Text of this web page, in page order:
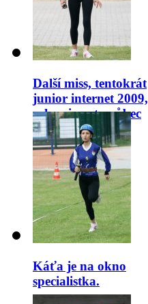
Další miss, tentokrát
junior internet 2009,
sakra jsou to vůbec
hasičský závody?
Káťa je na okno
specialistka.